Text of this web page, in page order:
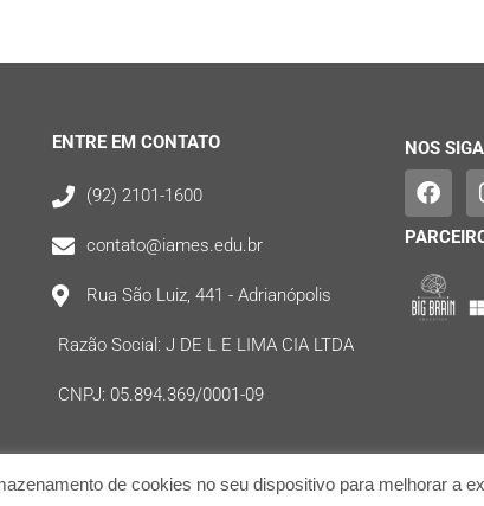
ENTRE EM CONTATO
(92) 2101-1600
contato@iames.edu.br
Rua São Luiz, 441 - Adrianópolis
Razão Social: J DE L E LIMA CIA LTDA
CNPJ: 05.894.369/0001-09
NOS
de cookies no seu dispositivo para melhorar a